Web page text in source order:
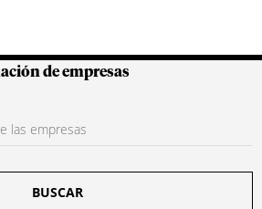
Colombianas
de empresas
BUSCAR